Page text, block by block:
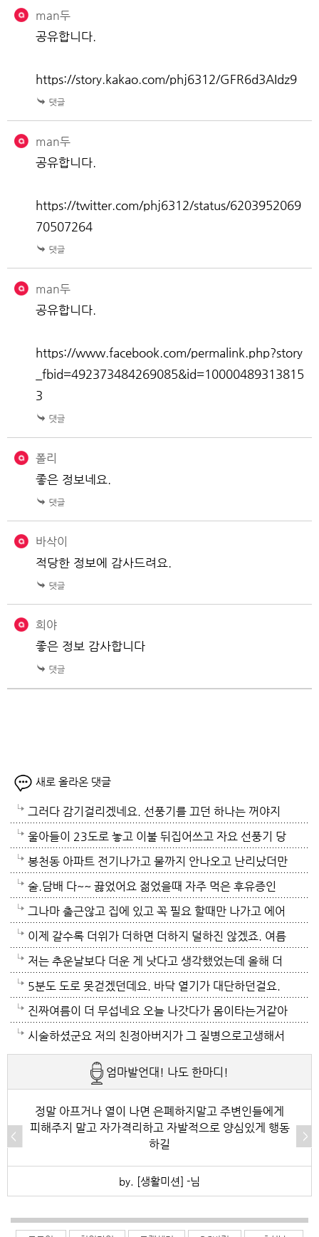
man두
공유합니다.
https://story.kakao.com/phj6312/GFR6d3AIdz9
man두
공유합니다.
https://twitter.com/phj6312/status/6203952069
70507264
man두
공유합니다.
https://www.facebook.com/permalink.php?story
_fbid=492373484269085&id=10000489313815
3
폴리
좋은 정보네요.
바삭이
적당한 정보에 감사드려요.
희야
좋은 정보 감사합니다
새로 올라온 댓글
그러다 감기걸리겠네요. 선풍기를 끄던 하나는 꺼야지
요. 여름철 실내 적정온도가 26로 알고있는데 너무 낮
게 설정해놓고 사네요. 전기세도 많이나오겠네요.
울아들이 23도로 놓고 이불 뒤집어쓰고 자요 선풍기 당
연 틀어져있고 에휴
봉천동 아파트 전기나가고 물까지 안나오고 난리났더만
요. 어제 뉴스나오데요.진짜지 이젠 여름이 살기 더 힘
들걸로 보이네요. 다들 에어컨 밤새 돌리고하니요. 저는
12시부터 밤 열시까지만 돌리고 에어컨끄고 선풍기 두
대로 교대로 키고 자네요.
술.담배 다~~ 끓었어요 젊었을때 자주 먹은 후유증인
가? 나이먹어서 생고생중 입니다 ㅠㅠㅠㅠ
그나마 출근않고 집에 있고 꼭 필요 할때만 나가고 에어
컨 켜고 있으니 그나마 잘 견디고 있네요 이렇게 에어컨
이 가열되면 지구 온도는 더 올라 갈 것이고 전력은 더
모자날것이고 악순환이죠 그러게요 이제는 변압기 과부
하로 정전이 될까봐 제일 무섭기도 합니다
이제 갈수록 더위가 더하면 더하지 덜하진 않겠죠. 여름
만 없음 좋겠어요. 여름이 무서워요.ㅎ 겨울엔 추움 옷
이래도 껴입고 집에 가만있음 되는데 ..여름은 집을나가
기가 겁나요. 장대비가 한바탕 퍼부움 좋겠네요.
저는 추운날보다 더운 게 낫다고 생각했었는데 올해 더
위는 난생처음 겪는 거라 적응이 안되네요. 제발 비가 쏟
아져서 기온이 내려가면 좋겠어요.
5분도 도로 못걷겠던데요. 바닥 열기가 대단하던걸요.
지하도로 들어가서 병원근처서 또다시 지상으로 올라와
병원갔네요. 두군데를 가느라고 어제그랬죠. 엔간하면
밖에 나가지마요. 쓰러져요.ㅎ쿠팡에서 배달시키고 집
에있는걸로 저도 해결하네요. 처서가 23일이네요. 비좀
왔음 좋겠어요.근대 당분간 비소식이 없더라구요. 내일
부터 중부지방은 더위가 좀 주춤한다 일기예보서 그러
나 몰라요. 서울 봉천동 아파트엔 전기나가고 물도안나
진짜여름이 더 무섭네요 오늘 나갓다가 몸이타는거같아
택시타고 왔어요 당분간 안나가야겠어요 처서가 되면
햇빛도 덜따갑고 더위도 한풀꺽이던데 이러다가 여름나
라로 변할수도 있겠어요 쿠팡에 바람나오는 팬달린 조
끼팔던데 그거는 오래는 사용이안되겠지요 태풍이라도
불어 이 열기를 식혀주먼 좋겠어요 살다가 태풍기다리
시술하셨군요 저의 친정아버지가 그 질병으로고생해서
저도 좀 압니다 남자들이 나이먹음 잘 걸리는병이죠 여
자들이 방광염에 자주 걸리듯이 그병도 재발이 잦은편
이여서 조심하셔야 할거에요 남편분 술 좋아하시나요
보통 술많이 드시는분이 오는 질병인데 저의 아버지가
엄마발언대! 나도 한마디!
정말 아프거나 열이 나면 은폐하지말고 주변인들에게
피해주지 말고 자가격리하고 자발적으로 양심있게 행동
하길
by. [생활미션] -님